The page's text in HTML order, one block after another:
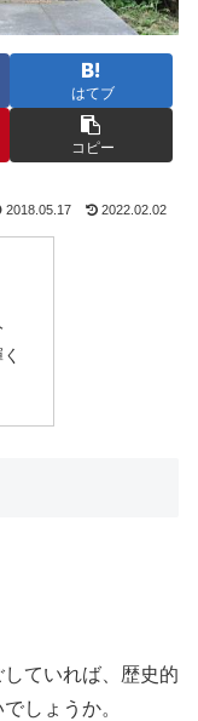
はてブ
コピー
2018.05.17 2022.02.02
ていれば、歴史的
しょうか。